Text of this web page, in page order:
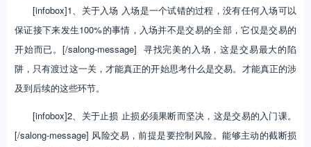
[infobox]1、关于入场 入场是一个试错的过程，没有任何入场可以
保证接下来发生100%的事情，入场并不是交易的全部，它仅是交易的
开始而已。[/salong-message] 寻找完美的入场，这是交易最大的陷
阱，只有渡过这一关，才能真正的开始思考什么是交易。才能真正的涉
及到后续的这些环节。
[infobox]2、关于止损 止损必须果断而坚决，这是交易的入门课。
[/salong-message] 风险交易，前提是要控制风险。能够主动的截断损